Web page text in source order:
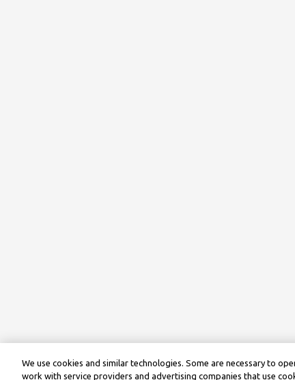
We use cookies and similar technologies. Some are necessary to
work with service providers and advertising companies that use